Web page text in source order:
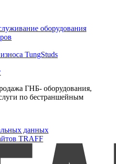
оборудования
TungStuds
ГНБ- оборудования,
по бестраншейным
данных
TRAFF